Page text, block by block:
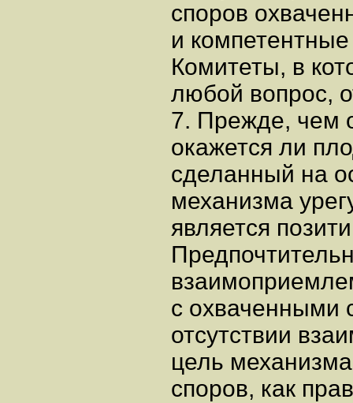
споров
и
Комитеты, в
любой вопрос,
7. Прежде, чем
окажется ли
сделанный на
механизма
является
с охваченными
отсутствии
цель
споров, как